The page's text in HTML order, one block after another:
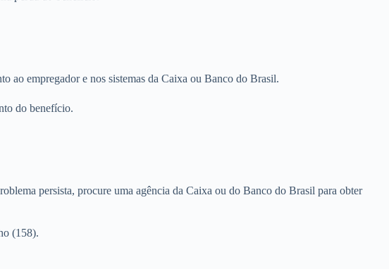
ao empregador e nos sistemas da Caixa ou Banco do Brasil.
do benefício.
persista, procure uma agência da Caixa ou do Banco do Brasil para obter
(158).